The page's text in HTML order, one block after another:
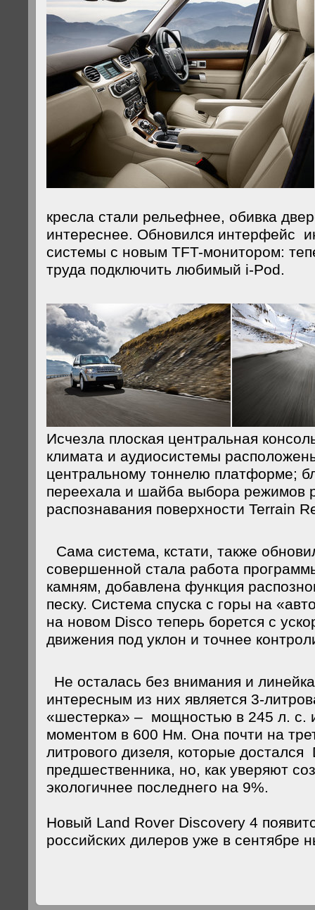
кресла стали рельефнее, обивка
интереснее. Обновился интерфейс
системы с новым TFT-монитором:
труда подключить любимый i-Pod.
Исчезла плоская центральная
климата и аудиосистемы
центральному тоннелю платформе;
переехала и шайба выбора режимов
распознавания поверхности Terrain
Сама система, кстати, также
совершенной стала работа
камням, добавлена функция
песку. Система спуска с горы на
на новом Disco теперь борется с
движения под уклон и точнее
Не осталась без внимания и
интересным из них является 3-
«шестерка» – мощностью в 245 л. с.
моментом в 600 Нм. Она почти на
литрового дизеля, которые достался
предшественника, но, как уверяют
экологичнее последнего на 9%.
Новый Land Rover Discovery 4
российских дилеров уже в сентябре